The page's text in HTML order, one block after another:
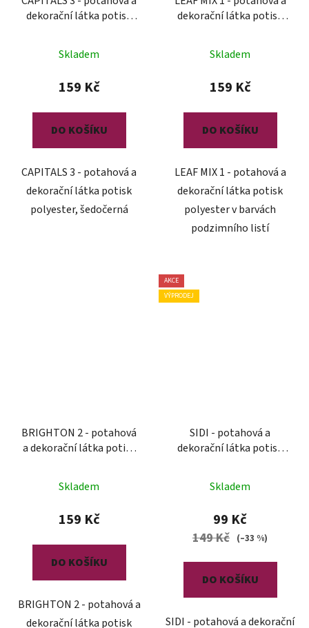
dekorační látka potisk
hodnocení
produktu
5,0
z
hvězdiček.
Skladem
159 Kč
DO KOŠÍKU
CAPITALS 3 - potahová a
dekorační látka potisk
polyester, šedočerná
dekorační látka potisk
Skladem
159 Kč
DO KOŠÍKU
LEAF MIX 1 - potahová a
dekorační látka potisk
polyester v barvách
podzimního listí
BRIGHTON 2 - potahová
a dekorační látka potisk
Skladem
159 Kč
DO KOŠÍKU
BRIGHTON 2 - potahová a
dekorační látka potisk
AKCE
VÝPRODEJ
SIDI - potahová a
dekorační látka potisk
Skladem
99 Kč
149 Kč (–33 %)
DO KOŠÍKU
SIDI - potahová a dekorační